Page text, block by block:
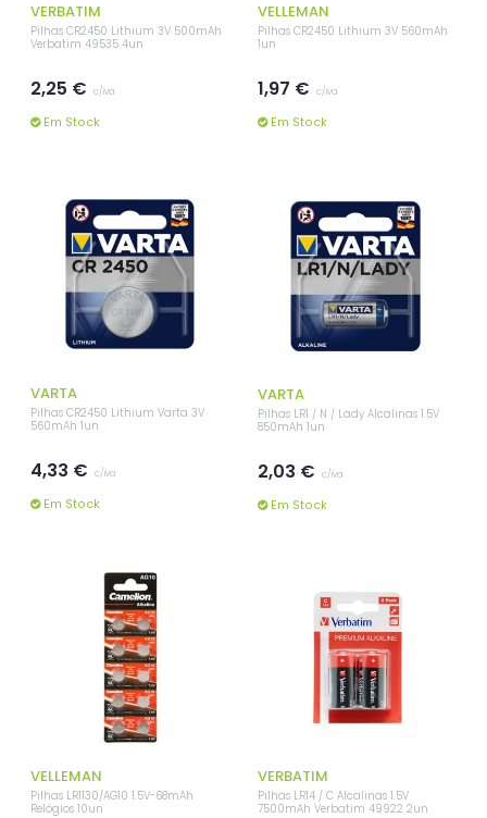
VERBATIM
Pilhas CR2450 Lithium 3V 500mAh
Verbatim 49535 4un
2,25 € c/iva
Em Stock
VELLEMAN
Pilhas CR2450 Lithium 3V 560mAh
1un
1,97 € c/iva
Em Stock
VARTA
Pilhas CR2450 Lithium Varta 3V
560mAh 1un
4,33 € c/iva
Em Stock
VARTA
Pilhas LR1 / N / Lady Alcalinas 1.5V
850mAh 1un
2,03 € c/iva
Em Stock
VELLEMAN
Pilhas LR1130/AG10 1.5V-68mAh
Relógios 10un
VERBATIM
Pilhas LR14 / C Alcalinas 1.5V
7500mAh Verbatim 49922 2un